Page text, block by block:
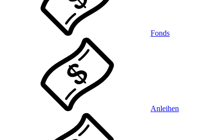
Fonds
Anleihen